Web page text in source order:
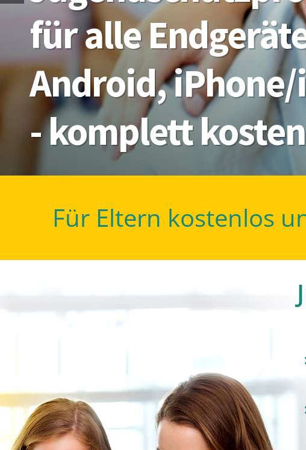
- komplett
Android, iPhone/
für alle
Für Eltern kostenlos